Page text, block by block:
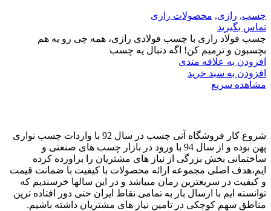
چسب, رازی, محصولات رازی
تماس بگیرید
چسب فولاد رازی با چسب فولادی رازی، همه چی رو به هم
بچسبون و ترمیم کن! اگه دنبال یه چسب
افزودن به علاقه مندی
افزودن به سبد خرید
مشاهده سریع
شروع کار فروشگاه آنی چسب در سال 92 با واردات چسب نواری
پهن بوده و از سال 94 با ورود در بازار چسب های صنعتی و
ساختمانی بخش بزرگی از نیاز های مشتریان را براورده کرده
ایم،هدف اصلی مجموعه ارائه محصولات با کیفیت با ضمانت قیمت
و کیفیت در سریعترین زمان میباشد و در این سالها خرسندیم که
توانسته ایم با ارسال بار به تمامی نقاط ایران حتی دور افتاده ترین
مناطق سهم کوچکی در تامین نیاز های مشتریان داشته باشیم.